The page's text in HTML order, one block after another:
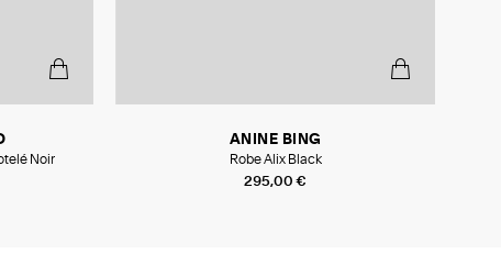
Noir
295,00 €
ANINE BING
Robe Alix Black